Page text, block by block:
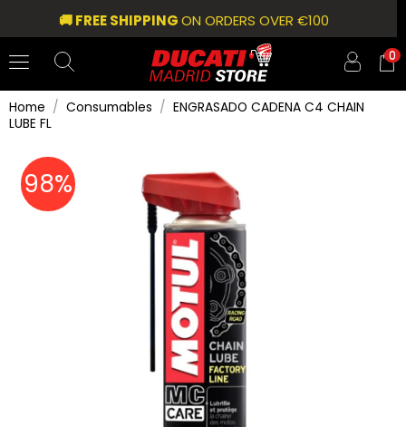
🚚 FREE SHIPPINGON ORDERS OVER €100
0
Home Consumables
ENGRASADO CADENA C4 CHAIN
LUBE FL
98%